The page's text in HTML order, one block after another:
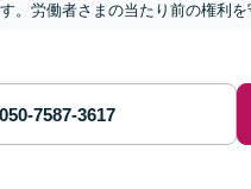
。労働者さまの当たり前の権利